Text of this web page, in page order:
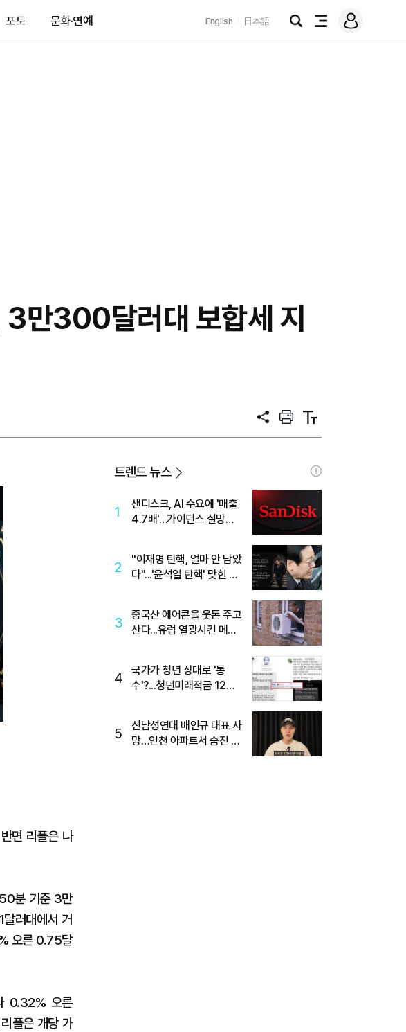
포토 문화·연예 English 日本語
검
전
메
그
만300달러대 보합세 지
공
프
트
텍
트
면 리플은 나
분 기준 3만
러대에서 거
오른 0.75달
0.32% 오른
플은 개당 가
트렌드 뉴스
1
샌디스크, AI 수요에 '매출
4.7배'…가이던스 실망에
2
"이재명 탄핵, 얼마 안 남았
다"...'윤석열 탄핵' 맞힌 무
3
중국산 에어콘을 웃돈 주고
산다...유럽 열광시킨 메이
4
국가가 청년 상대로 '통
수'?...청년미래적금 12%
5
신남성연대 배인규 대표 사
망…인천 아파트서 숨진 채